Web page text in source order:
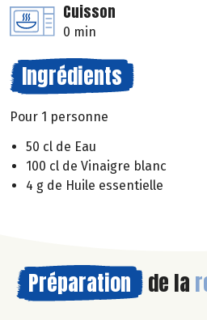
Cuisson
0 min
Ingrédients
Pour 1 personne
50 cl de Eau
100 cl de Vinaigre blanc
4 g de Huile essentielle
Préparation de la